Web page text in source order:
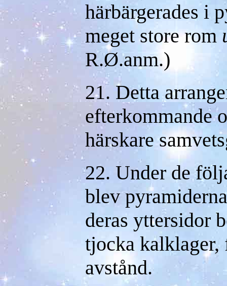
härbärgerades i
meget store rom
R.Ø.anm.)
21. Detta
efterkommande
härskare
22. Under de
blev
deras yttersidor
tjocka kalklager,
avstånd.